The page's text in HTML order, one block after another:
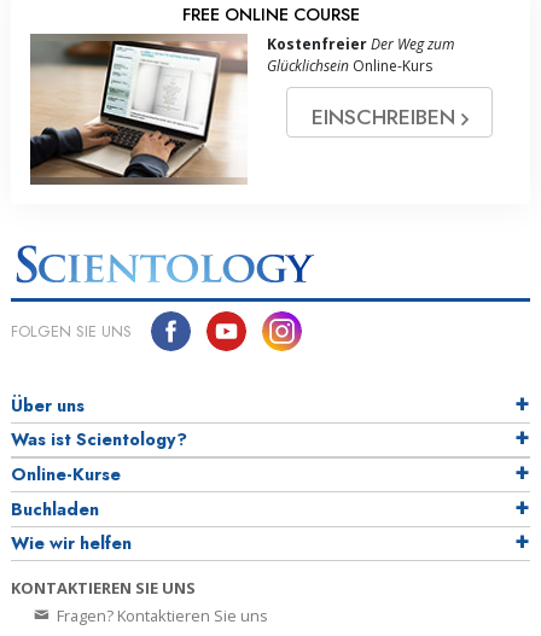
FREE ONLINE COURSE
KostenfreierDer Weg zum
Glücklichsein Online-Kurs
EINSCHREIBEN
FOLGEN SIE UNS
Über uns
Was ist Scientology?
Online-Kurse
Buchladen
Wie wir helfen
KONTAKTIEREN SIE UNS
Fragen? Kontaktieren Sie uns